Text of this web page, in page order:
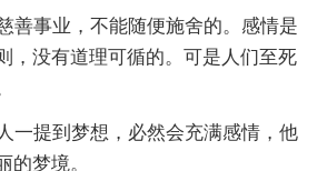
事业，不能随便施舍的。感情是
，没有道理可循的。可是人们至死
提到梦想，必然会充满感情，他
的梦境。